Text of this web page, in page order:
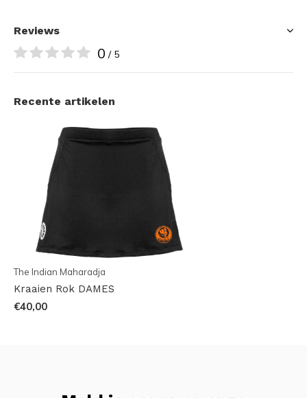
Reviews
0 / 5
Recente artikelen
The Indian Maharadja
Kraaien Rok DAMES
€40,00